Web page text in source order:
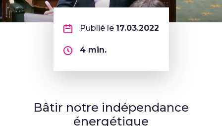
Publié le 17.03.2022
4min.
Bâtir notre indépendance
énergétique